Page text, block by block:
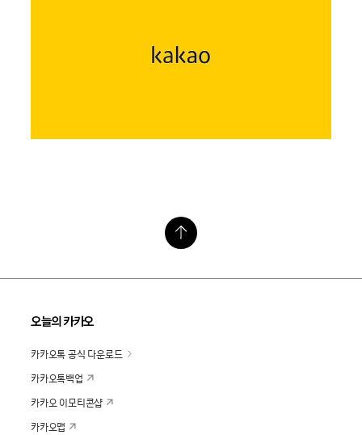
오늘의 카카오
카카오톡 공식 다운로드
카카오톡백업
카카오 이모티콘샵
카카오맵